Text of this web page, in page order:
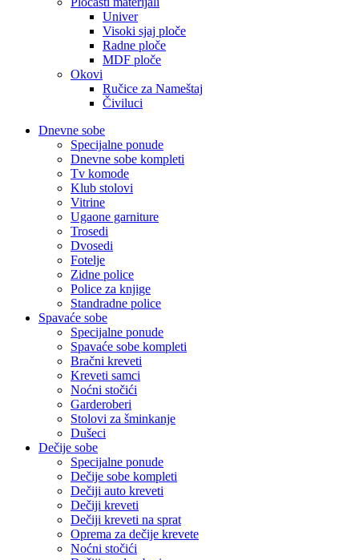
Univer
Visoki sjaj ploče
Radne ploče
MDF ploče
Okovi
Ručice za Nameštaj
Čiviluci
Dnevne sobe
Specijalne ponude
Dnevne sobe kompleti
Tv komode
Klub stolovi
Vitrine
Ugaone garniture
Trosedi
Dvosedi
Fotelje
Zidne police
Police za knjige
Standradne police
Spavaće sobe
Specijalne ponude
Spavaće sobe kompleti
Bračni kreveti
Kreveti samci
Noćni stočići
Garderoberi
Stolovi za šminkanje
Dušeci
Dečije sobe
Specijalne ponude
Dečije sobe kompleti
Dečiji auto kreveti
Dečiji kreveti
Dečiji kreveti na sprat
Oprema za dečije krevete
Noćni stočići